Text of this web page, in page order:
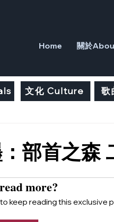
Home 關於
文化 Culture 歌
部首之森
more?
keep reading this exclusive